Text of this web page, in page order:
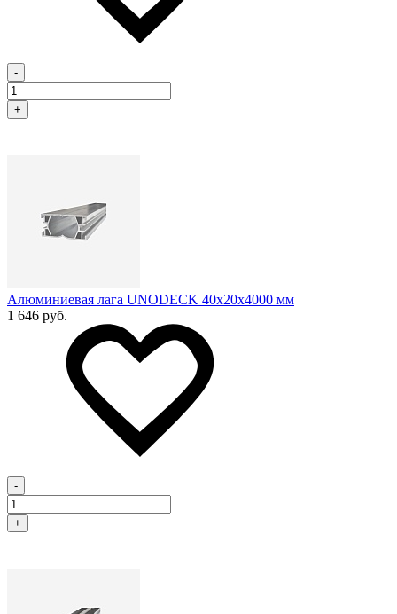
-
+
Алюминиевая лага UNODECK 40х20x4000 мм
1 646 руб.
-
+